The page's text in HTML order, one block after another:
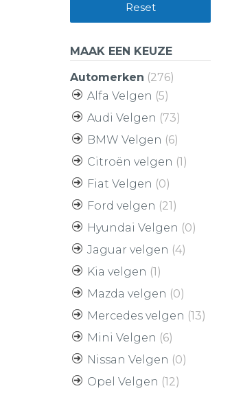
Reset
MAAK EEN KEUZE
Automerken (276)
Alfa Velgen (5)
Audi Velgen (73)
BMW Velgen (6)
Citroën velgen (1)
Fiat Velgen (0)
Ford velgen (21)
Hyundai Velgen (0)
Jaguar velgen (4)
Kia velgen (1)
Mazda velgen (0)
Mercedes velgen (13)
Mini Velgen (6)
Nissan Velgen (0)
Opel Velgen (12)